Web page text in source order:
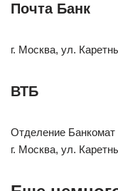
Почта Банк
г. Москва, ул.
ВТБ
Отделение Банкомат
г. Москва, ул.